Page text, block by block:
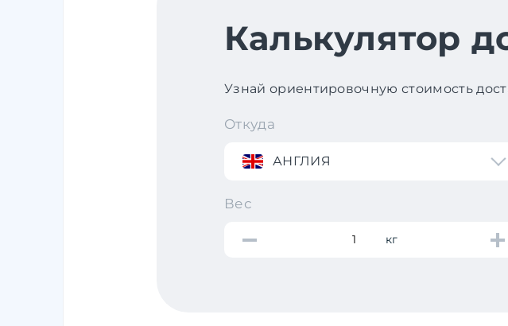
Калькулятор
Узнай ориентировочную стоимость
Откуда
АНГЛИЯ
Вес
кг